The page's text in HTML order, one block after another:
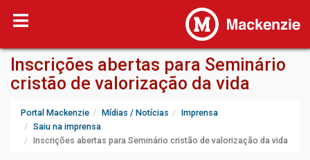
Inscrições abertas para Seminário
cristão de valorização da vida
Portal Mackenzie Mídias / Notícias
Imprensa
Saiu na imprensa
Inscrições abertas para Seminário cristão de valorização da vida